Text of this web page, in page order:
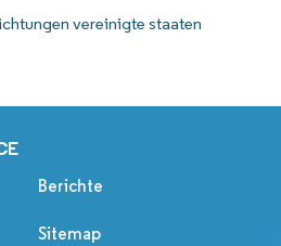
vereinigte staaten
Berichte
Sitemap